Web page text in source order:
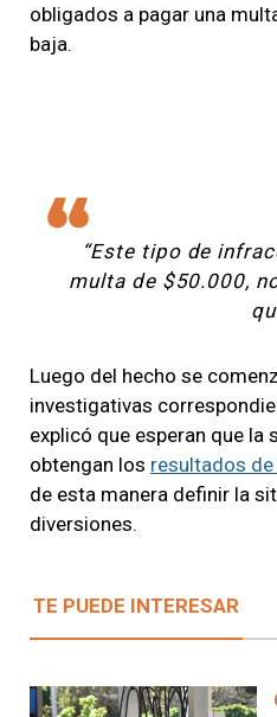
obligados a pagar una
baja.
“Este tipo de
multa de $50.000,
Luego del hecho se
investigativas
explicó que esperan que la
obtengan los resultados
de esta manera definir la
diversiones.
TE PUEDE INTERESAR